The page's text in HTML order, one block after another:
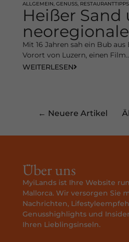
ALLGEMEIN, GENUSS, RESTAURANTTIPPS
Heißer Sand
Mit 16 Jahren sah ein Bub
Vorort von Luzern, einen
WEITERLESEN
← Neuere Artikel
Über uns
MyiLands ist Ihre Website
Mallorca. Wir versorgen Sie
Nachrichten,
Genusshighlights und
Ihren Lieblingsinseln.